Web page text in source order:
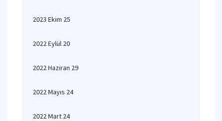
2023 Ekim 25
2022 Eylül 20
2022 Haziran 29
2022 Mayıs 24
2022 Mart 24